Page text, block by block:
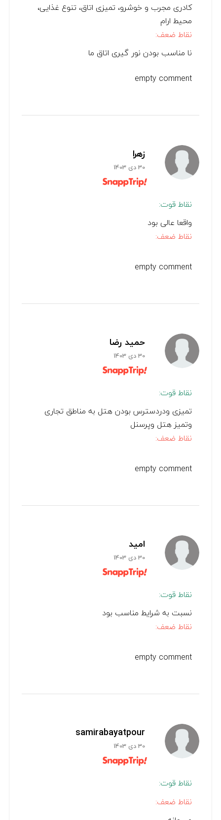
کادری مجرب و خوشرو، تمیزی اتاق، تنوع غذایی،
محیط ارام
نقاط ضعف:
نا مناسب بودن نور گیری اتاق ما
empty comment
زهرا
30 دی 1403
نقاط قوت:
واقعا عالی بود
نقاط ضعف:
empty comment
حمید رضا
30 دی 1403
نقاط قوت:
تمیزی ودردسترس بودن هتل به مناطق تجاری
وتمیز هتل وپرسنل
نقاط ضعف:
empty comment
امید
30 دی 1403
نقاط قوت:
نسبت به شرایط مناسب بود
نقاط ضعف:
empty comment
samirabayatpour
30 دی 1403
نقاط قوت:
نقاط ضعف: